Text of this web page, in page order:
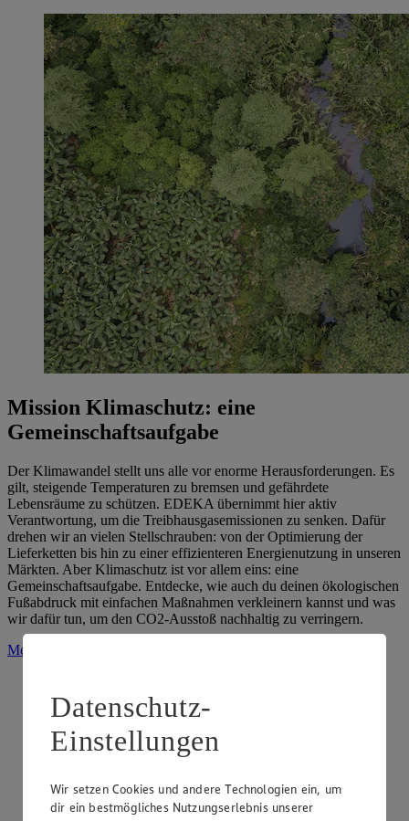
Mission Klimaschutz: eine
Gemeinschaftsaufgabe
Der Klimawandel stellt uns alle vor enorme Herausforderungen. Es
gilt, steigende Temperaturen zu bremsen und gefährdete
Lebensräume zu schützen. EDEKA übernimmt hier aktiv
Verantwortung, um die Treibhausgasemissionen zu senken. Dafür
drehen wir an vielen Stellschrauben: von der Optimierung der
Lieferketten bis hin zu einer effizienteren Energienutzung in unseren
Märkten. Aber Klimaschutz ist vor allem eins: eine
Gemeinschaftsaufgabe. Entdecke, wie auch du deinen ökologischen
Fußabdruck mit einfachen Maßnahmen verkleinern kannst und was
wir dafür tun, um den CO2-Ausstoß nachhaltig zu verringern.
Mehr erfahren
Datenschutz-
Einstellungen
Wir setzen Cookies und andere Technologien ein, um
dir ein bestmögliches Nutzungserlebnis unserer